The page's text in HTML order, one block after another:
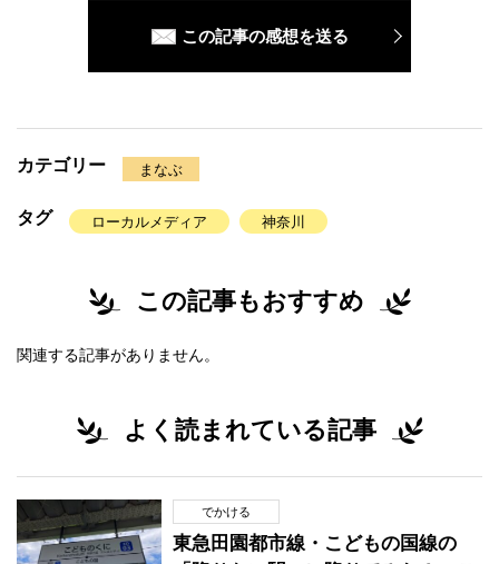
この記事の感想を送る
カテゴリー まなぶ
タグ ローカルメディア 神奈川
この記事もおすすめ
関連する記事がありません。
よく読まれている記事
でかける
東急田園都市線・こどもの国線の